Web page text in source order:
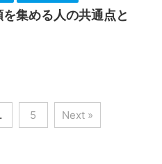
を集める人の共通点と
5 Next »